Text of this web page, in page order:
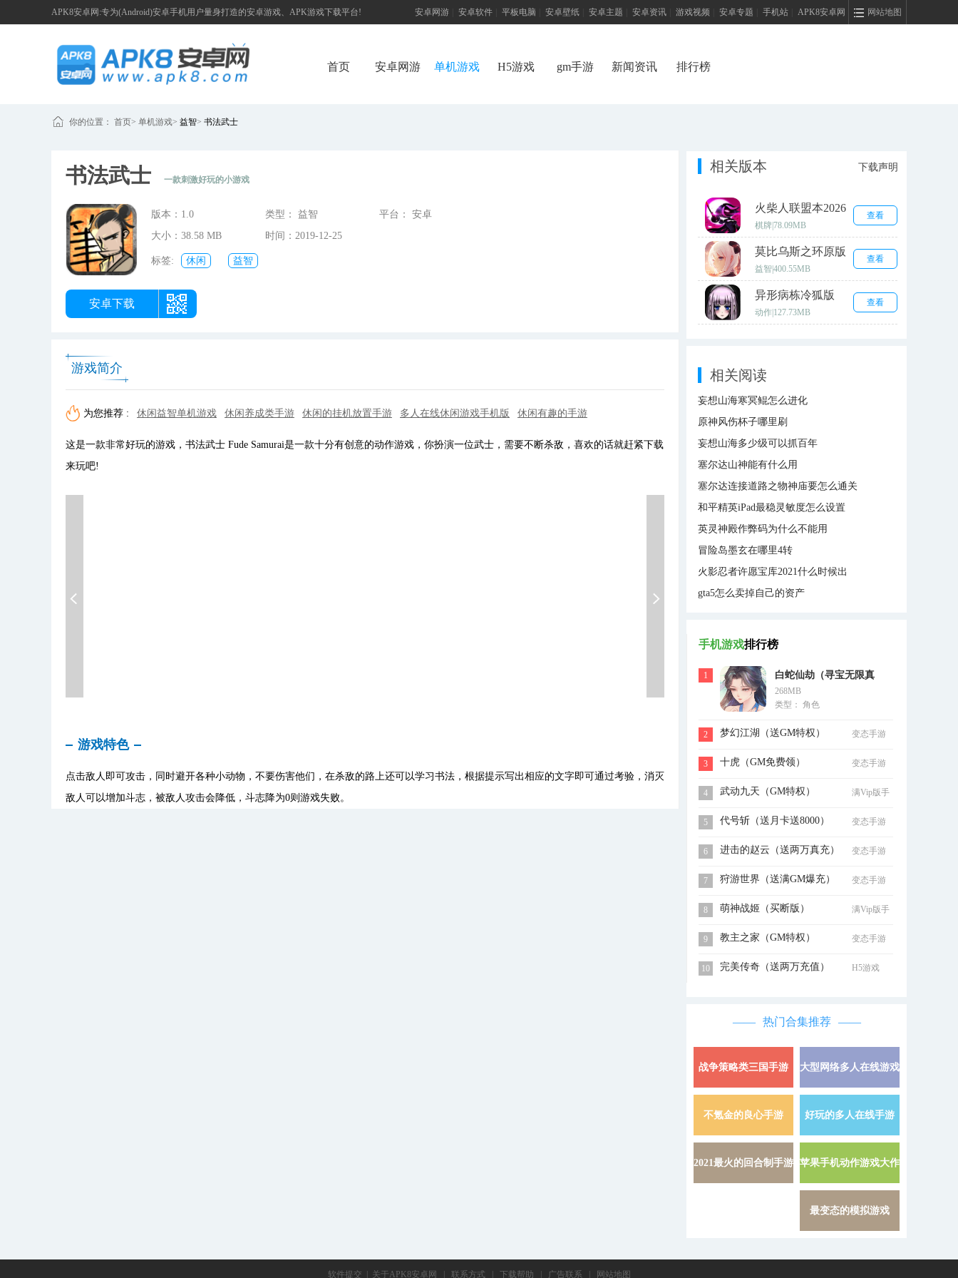
APK8安卓网:专为(Android)安卓手机用户量身打造的安卓游戏、APK游戏下载平台! 网站地图
安卓网游 安卓软件 平板电脑 安卓壁纸 安卓主题 安卓资讯 游戏视频 安卓专题 手机站 APK8安卓网
首页 安卓网游 单机游戏 H5游戏 gm手游 新闻资讯 排行榜
你的位置： 首页> 单机游戏> 益智> 书法武士
书法武士 一款刺激好玩的小游戏
版本：1.0 类型： 益智
平台： 安卓
大小：38.58 MB
时间：2019-12-25
标签: 休闲 益智
安卓下载
游戏简介
为您推荐 : 休闲益智单机游戏 休闲养成类手游 休闲的挂机放置手游 多人在线休闲游戏手机版 休闲有趣的手游
这是一款非常好玩的游戏，书法武士 Fude Samurai是一款十分有创意的动作游戏，你扮演一位武士，需要不断杀敌，喜欢的话就赶紧下载
来玩吧!
游戏特色
点击敌人即可攻击，同时避开各种小动物，不要伤害他们，在杀敌的路上还可以学习书法，根据提示写出相应的文字即可通过考验，消灭
敌人可以增加斗志，被敌人攻击会降低，斗志降为0则游戏失败。
相关版本 下载声明
火柴人联盟本2026
安卓版
棋牌78.09MB
查看
莫比乌斯之环原版
益智400.55MB
查看
异形病栋冷狐版
动作 127.73MB
查看
相关阅读
妄想山海寒冥鲲怎么进化
原神风伤杯子哪里刷
妄想山海多少级可以抓百年
塞尔达山神能有什么用
塞尔达连接道路之物神庙要怎么通关
和平精英iPad最稳灵敏度怎么设置
英灵神殿作弊码为什么不能用
冒险岛墨玄在哪里4转
火影忍者许愿宝库2021什么时候出
gta5怎么卖掉自己的资产
手机游戏排行榜
1
白蛇仙劫（寻宝无限真
充）
268MB
类型： 角色
2 梦幻江湖（送GM特权） 变态手游
3 十虎（GM免费领） 变态手游
4 武动九天（GM特权）
满Vip版手
5
代号斩（送月卡送8000） 变态手游
6 进击的赵云（送两万真充） 变态手游
7 狩游世界（送满GM爆充） 变态手游
8 萌神战姬（买断版）
满Vip版手
9
教主之家（GM特权） 变态手游
10 完美传奇（送两万充值） H5游戏
热门合集推荐
战争策略类三国手游 详情 »
大型网络多人在线游戏
不氪金的良心手游 详情 »
好玩的多人在线手游
2021最火的回合制手游 详情 »
苹果手机动作游戏大作
最变态的模拟游戏
软件提交 关于APK8安卓网 联系方式 下载帮助 广告联系 网站地图